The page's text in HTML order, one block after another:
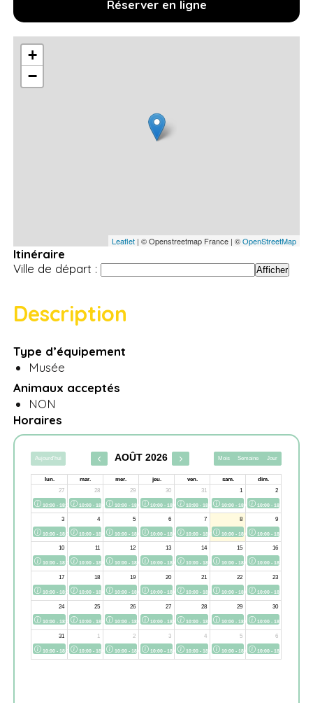
Réserver en ligne
+
−
Leaflet| © Openstreetmap France | ©OpenStreetMap
Itinéraire
Ville de départ :
Description
Type d’équipement
Musée
Animaux acceptés
NON
Horaires